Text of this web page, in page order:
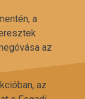
a
az
az